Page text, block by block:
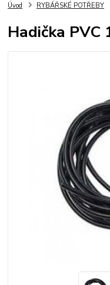
Úvod RYBÁŘSKÉ POTŘEBY
Hadička PVC